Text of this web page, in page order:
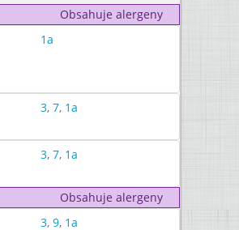
Obsahuje alergeny
1a
3, 7, 1a
3, 7, 1a
Obsahuje alergeny
3, 9, 1a